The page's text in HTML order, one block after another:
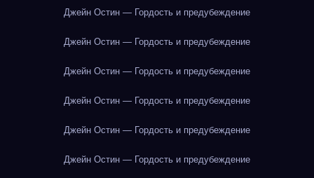
Джейн Остин — Гордость и предубеждение
Джейн Остин — Гордость и предубеждение
Джейн Остин — Гордость и предубеждение
Джейн Остин — Гордость и предубеждение
Джейн Остин — Гордость и предубеждение
Джейн Остин — Гордость и предубеждение